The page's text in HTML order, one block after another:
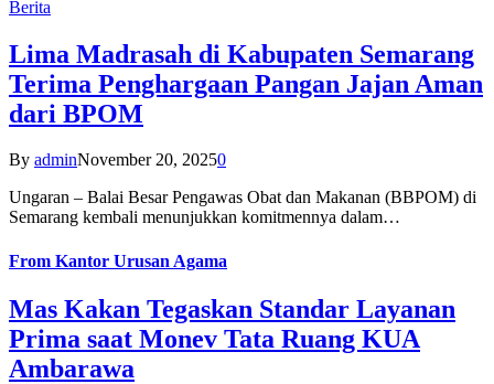
Berita
Lima Madrasah di Kabupaten Semarang
Terima Penghargaan Pangan Jajan Aman
dari BPOM
By adminNovember 20, 20250
Ungaran – Balai Besar Pengawas Obat dan Makanan (BBPOM) di
Semarang kembali menunjukkan komitmennya dalam…
From Kantor Urusan Agama
Mas Kakan Tegaskan Standar Layanan
Prima saat Monev Tata Ruang KUA
Ambarawa